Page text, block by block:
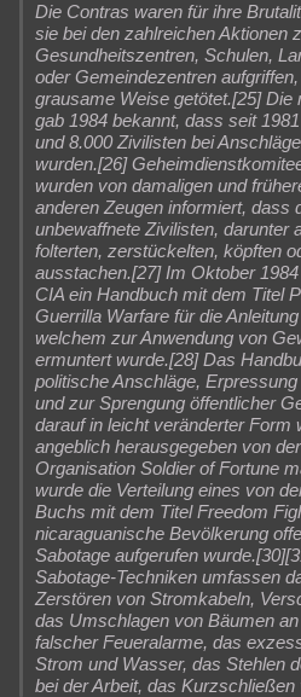
Die Contras waren für ihre
sie bei den zahlreichen Aktionen
Gesundheitszentren, Schulen,
oder Gemeindezentren
grausame Weise getötet.[25] Die
gab 1984 bekannt, dass seit
und 8.000 Zivilisten bei
wurden.[26]
wurden von damaligen und
anderen Zeugen informiert, dass
unbewaffnete Zivilisten, darunter
folterten, zerstückelten, köpften
ausstachen.[27] Im Oktober
CIA ein Handbuch mit dem Titel
Guerrilla Warfare für die
welchem zur Anwendung von
ermuntert wurde.[28] Das
politische Anschläge,
und zur Sprengung öffentlicher
darauf in leicht veränderter Form
angeblich herausgegeben von
Organisation Soldier of Fortune
wurde die Verteilung eines von
Buchs mit dem Titel Freedom
nicaraguanische Bevölkerung
Sabotage aufgerufen
Sabotage-Techniken umfassen
Zerstören von Stromkabeln,
das Umschlagen von Bäumen
falscher Feueralarme, das
Strom und Wasser, das Stehlen
bei der Arbeit, das